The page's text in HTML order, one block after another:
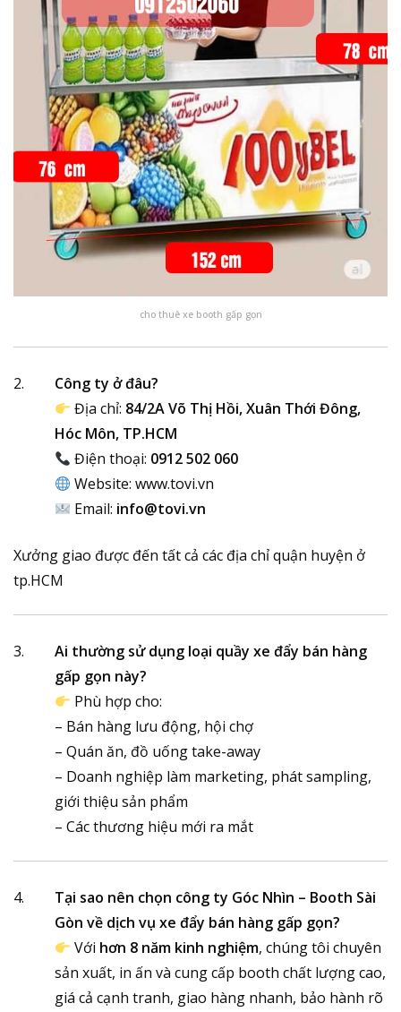
cho thuê xe booth gấp gọn
Công ty ở đâu?
Địa chỉ: 84/2A Võ Thị Hồi, Xuân Thới Đông,
Hóc Môn, TP.HCM
Điện thoại: 0912 502 060
Website:www.tovi.vn
Email: info@tovi.vn
Xưởng giao được đến tất cả các địa chỉ quận huyện ở
tp.HCM
Ai thường sử dụng loại quầy xe đẩy bán hàng
gấp gọn này?
Phù hợp cho:
– Bán hàng lưu động, hội chợ
– Quán ăn, đồ uống take-away
– Doanh nghiệp làm marketing, phát sampling,
giới thiệu sản phẩm
– Các thương hiệu mới ra mắt
Tại sao nên chọn công ty Góc Nhìn – Booth Sài
Gòn về dịch vụ xe đẩy bán hàng gấp gọn?
Với hơn 8 năm kinh nghiệm, chúng tôi chuyên
sản xuất, in ấn và cung cấp booth chất lượng cao,
giá cả cạnh tranh, giao hàng nhanh, bảo hành rõ